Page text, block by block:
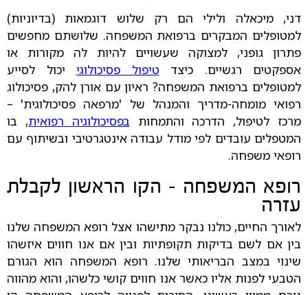
דני, מיכאלה ולילי הם רק שלוש דוגמאות (בדיוניות)
למטופלים המבקרים ברפואת המשפחה. שלושתם מחפשים
פתרון גופני, למצוקה שעשויים להיות לה מקורות או
אספקטים רגשיים. כיצד טיפול פסיכולוגי יכול לסייע
למטופלים ברפואת המשפחה? ראיון עם אורן להק, פסיכולוג
רפואי מומחה-מדריך והמנהל של 'מרפאה פסיכולוגית' –
מרכז לטיפול, הדרכה והתמחות בפסיכולוגיה רפואית, בו
המטפלים עובדים לפי מודל עבודה אינטגרטיבי ובשיתוף עם
רופאי משפחה.
רופא המשפחה – הקו הראשון לקבלת
עזרה
לאורך החיים, כולנו נבקר מתישהו אצל רופא המשפחה שלנו
בין אם לשם בדיקות תקופתיות ובין אם אנו חווים איזשהו
שינוי במצב הבריאותי שלנו. רופא המשפחה הוא הגורם
הטבעי לפנות אליו כאשר אנו חווים קושי כלשהו, והוא מהווה